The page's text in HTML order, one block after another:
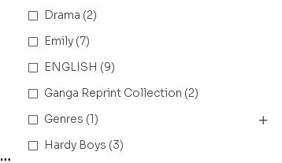
Drama (2)
Emily (7)
ENGLISH (9)
Ganga Reprint Collection (2)
Genres (1)
Hardy Boys (3)